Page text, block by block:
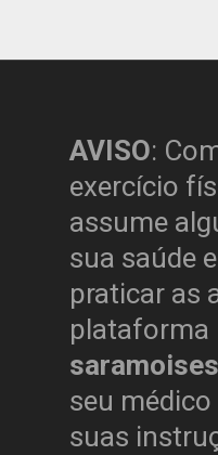
AVISO:
exercício
assume
sua saúde
praticar as
plataforma
seu
suas